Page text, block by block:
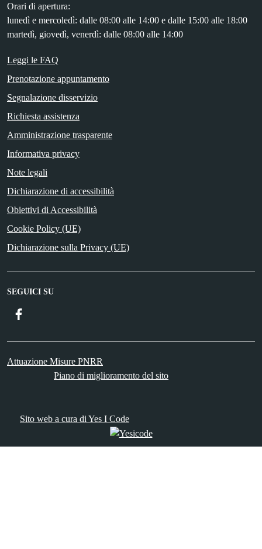
Orari di apertura:
lunedì e mercoledì: dalle 08:00 alle 14:00 e dalle 15:00 alle 18:00
martedì, giovedì, venerdì: dalle 08:00 alle 14:00
Leggi le FAQ
Prenotazione appuntamento
Segnalazione disservizio
Richiesta assistenza
Amministrazione trasparente
Informativa privacy
Note legali
Dichiarazione di accessibilità
Obiettivi di Accessibilità
Cookie Policy (UE)
Dichiarazione sulla Privacy (UE)
SEGUICI SU
Attuazione Misure PNRR
Piano di miglioramento del sito
Sito web a cura di Yes I Code